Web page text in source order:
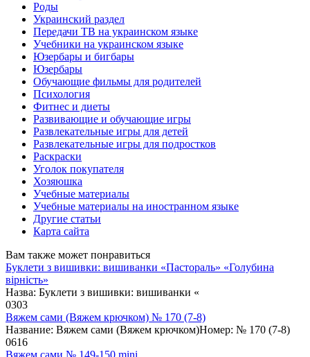
Роды
Украинский раздел
Передачи ТВ на украинском языке
Учебники на украинском языке
Юзербары и бигбары
Юзербары
Обучающие фильмы для родителей
Психология
Фитнес и диеты
Развивающие и обучающие игры
Развлекательные игры для детей
Развлекательные игры для подростков
Раскраски
Уголок покупателя
Хозяюшка
Учебные материалы
Учебные материалы на иностранном языке
Другие статьи
Карта сайта
Вам также может понравиться
Буклети з вишивки: вишиванки «Пастораль» «Голубина
вірність»
Назва: Буклети з вишивки: вишиванки «
0303
Вяжем сами (Вяжем крючком) № 170 (7-8)
Название: Вяжем сами (Вяжем крючком)Номер: № 170 (7-8)
0616
Вяжем сами № 149-150 mini